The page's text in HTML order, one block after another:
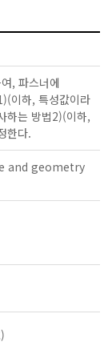
, 파스너에
이하, 특성값이라
하는 방법2)(이하,
한다.
and geometry